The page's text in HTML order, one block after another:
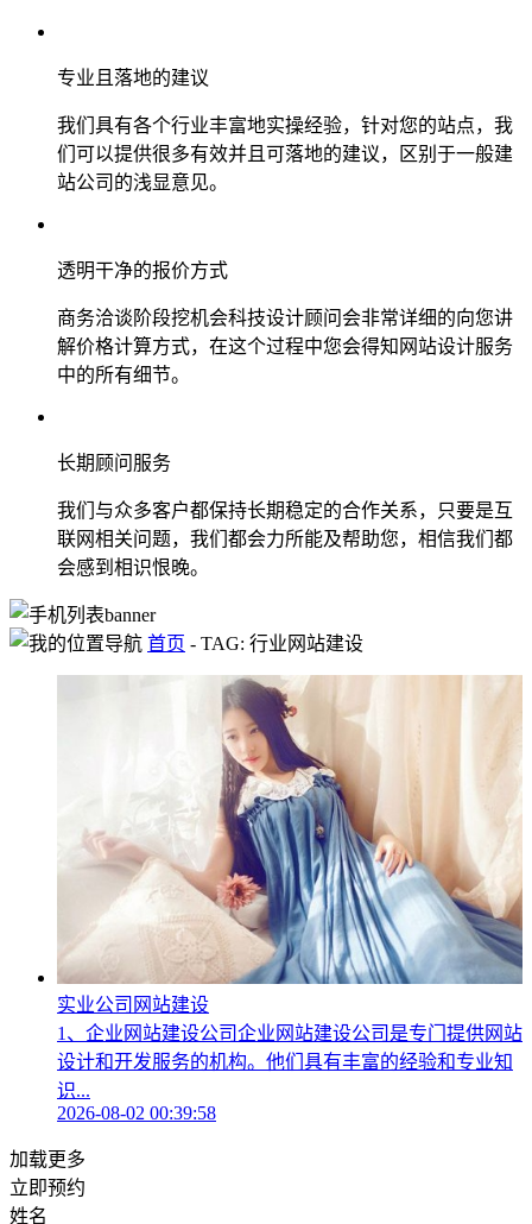
专业且落地的建议
我们具有各个行业丰富地实操经验，针对您的站点，我
们可以提供很多有效并且可落地的建议，区别于一般建
站公司的浅显意见。
透明干净的报价方式
商务洽谈阶段挖机会科技设计顾问会非常详细的向您讲
解价格计算方式，在这个过程中您会得知网站设计服务
中的所有细节。
长期顾问服务
我们与众多客户都保持长期稳定的合作关系，只要是互
联网相关问题，我们都会力所能及帮助您，相信我们都
会感到相识恨晚。
首页 - TAG: 行业网站建设
实业公司网站建设
1、企业网站建设公司企业网站建设公司是专门提供网站
设计和开发服务的机构。他们具有丰富的经验和专业知
识...
2026-08-02 00:39:58
加载更多
立即预约
姓名